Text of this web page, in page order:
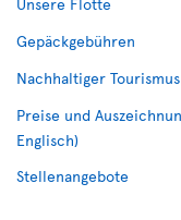
Gepäckgebühren
Nachhaltiger Tourismus
Preise und
Englisch)
Stellenangebote